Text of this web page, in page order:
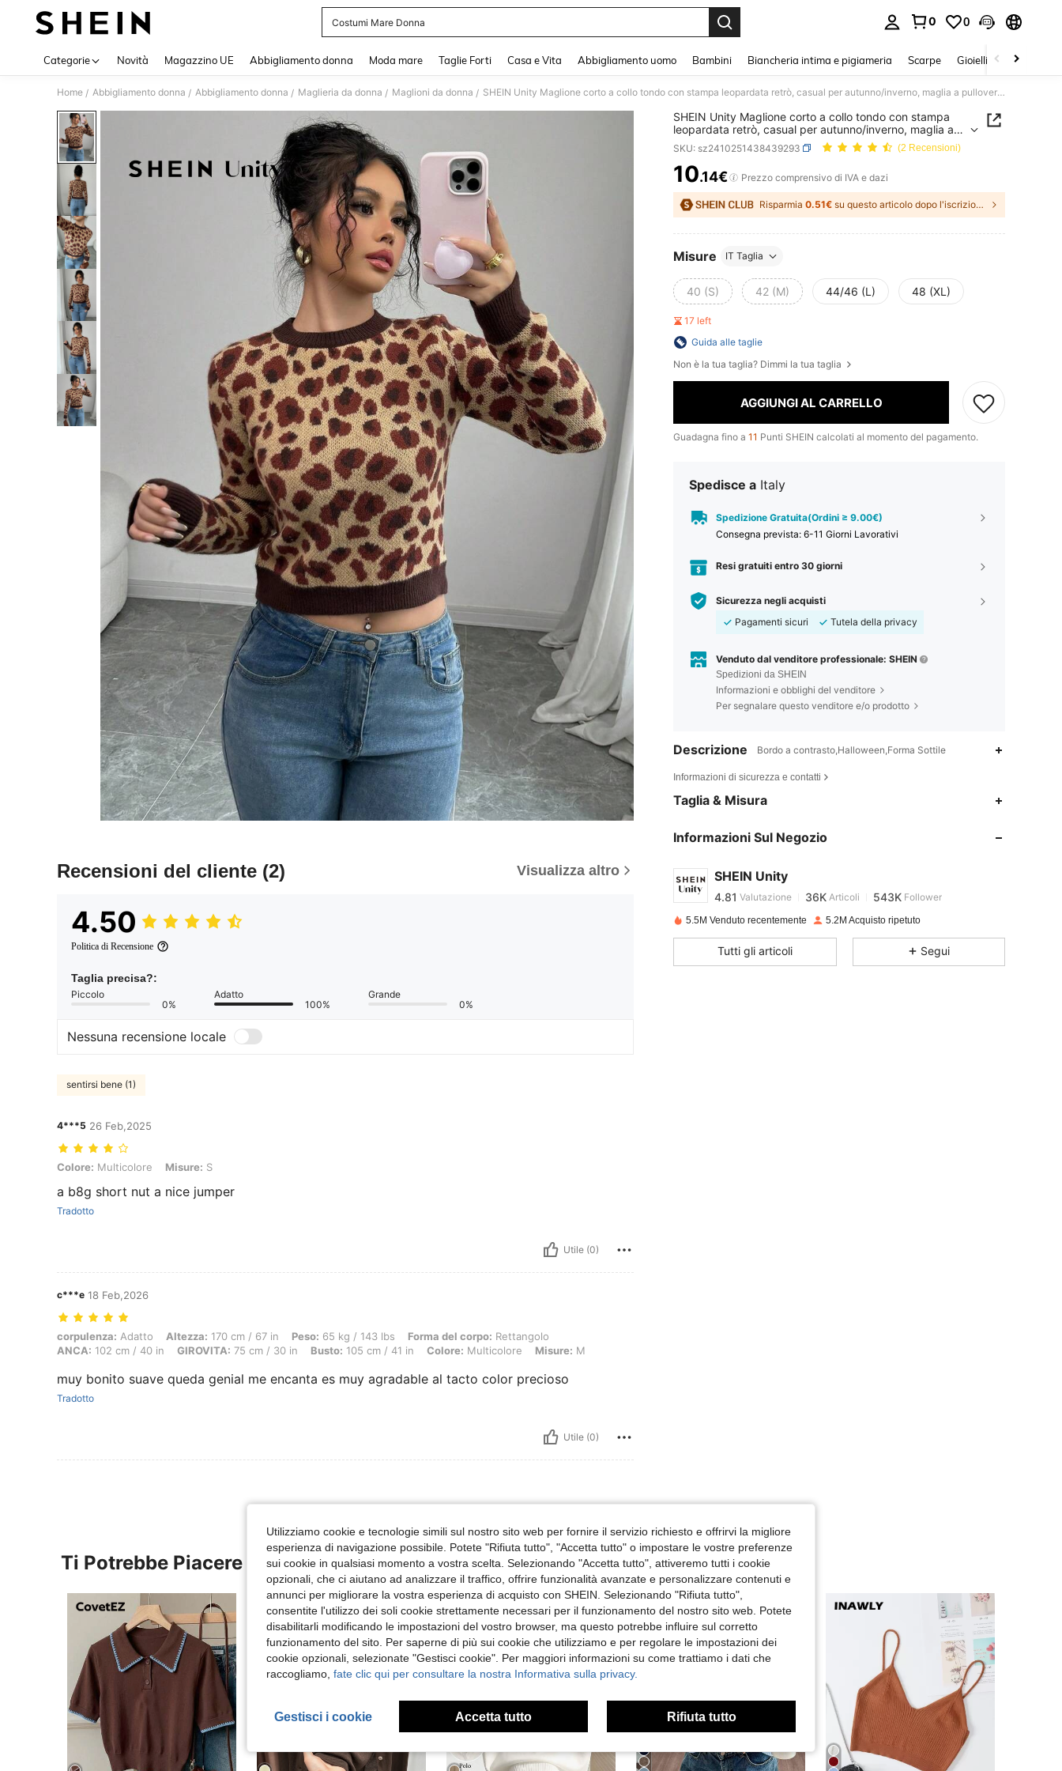
Costumi Mare Donna
0 0
Categorie Novità Magazzino UE Abbigliamento donna Moda mare Taglie Forti Casa e Vita Abbigliamento uomo Bambini Biancheria intima e pigiameria Scarpe Gioielli E Accessori
Home / Abbigliamento donna / Abbigliamento donna / Maglieria da donna / Maglioni da donna / SHEIN Unity Maglione corto a collo tondo con stampa leopardata retrò, casual per autunno/inverno, maglia a pullover per la stagione autunnale
Recensioni del cliente (2) Visualizza altro
4.50
Politica di Recensione
Taglia precisa?:
Piccolo
0%
Adatto
100%
Grande
0%
Nessuna recensione locale
sentirsi bene (1)
4***5 26 Feb,2025
Colore: Multicolore, Misure: S
Colore: Multicolore Misure: S
a b8g short nut a nice jumper
Tradotto
Utile (0)
c***e 18 Feb,2026
corpulenza: Adatto, Altezza: 170 cm / 67 in, Peso: 65 kg / 143 lbs, Forma del corpo: Rettangolo, ANCA: 102 cm / 40 in, GIROVITA: 75 cm / 30 in, Busto: 105 cm / 41 in, Colore: Multicolore, Misure: M
corpulenza: Adatto Altezza: 170 cm / 67 in Peso: 65 kg / 143 lbs Forma del corpo: Rettangolo
ANCA: 102 cm / 40 in GIROVITA: 75 cm / 30 in Busto: 105 cm / 41 in Colore: Multicolore Misure: M
muy bonito suave queda genial me encanta es muy agradable al tacto color precioso
Tradotto
Utile (0)
SHEIN Unity Maglione corto a collo tondo con stampa
leopardata retrò, casual per autunno/inverno, maglia a
pullover per la stagione autunnale
SKU: sz2410251438439293 (2 Recensioni)
PRICE AND AVAILABILITY
10.14€ Prezzo comprensivo di IVA e dazi
Risparmia 0.51€ su questo articolo dopo l'iscrizione.
Misure IT Taglia
40 (S) 42 (M) 44/46 (L) 48 (XL)
17 left
Guida alle taglie
Non è la tua taglia? Dimmi la tua taglia
AGGIUNGI AL CARRELLO
Guadagna fino a 11 Punti SHEIN calcolati al momento del pagamento.
Spedisce a Italy
Spedizione Gratuita(Ordini ≥ 9.00€)
Consegna prevista: 6-11 Giorni Lavorativi
Resi gratuiti entro 30 giorni
Sicurezza negli acquisti
Pagamenti sicuri
Tutela della privacy
Venduto dal venditore professionale: SHEIN
Spedizioni da SHEIN
Informazioni e obblighi del venditore
Per segnalare questo venditore e/o prodotto
Descrizione Bordo a contrasto,Halloween,Forma Sottile
Informazioni di sicurezza e contatti
Taglia & Misura
Informazioni Sul Negozio
SHEIN Unity
4.81
4.81 Valutazione 36K Articoli 543K Follower
4.81
5.5M Venduto recentemente 5.2M Acquisto ripetuto
Tutti gli articoli Segui
Ti Potrebbe Piacere
Utilizziamo cookie e tecnologie simili sul nostro sito web per fornire il servizio richiesto e offrirvi la migliore
esperienza di navigazione possibile. Potete "Rifiuta tutto", "Accetta tutto" o impostare le vostre preferenze
sui cookie in qualsiasi momento a vostra scelta. Selezionando "Accetta tutto", attiveremo tutti i cookie
opzionali, che ci aiutano ad analizzare il traffico, offrire funzionalità avanzate e personalizzare contenuti e
annunci per migliorare la vostra esperienza di acquisto con SHEIN. Selezionando "Rifiuta tutto",
consentite l'utilizzo dei soli cookie strettamente necessari per il funzionamento del nostro sito web. Potete
disabilitarli modificando le impostazioni del vostro browser, ma questo potrebbe influire sul corretto
funzionamento del sito. Per saperne di più sui cookie che utilizziamo e per regolare le impostazioni dei
cookie opzionali, selezionate "Gestisci cookie". Per maggiori informazioni su come trattiamo i dati che
raccogliamo, fate clic qui per consultare la nostra Informativa sulla privacy.
Gestisci i cookie Accetta tutto Rifiuta tutto